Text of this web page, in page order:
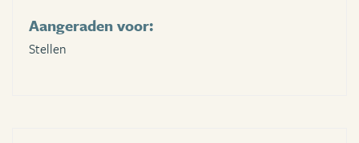
Aangeraden voor:
Stellen